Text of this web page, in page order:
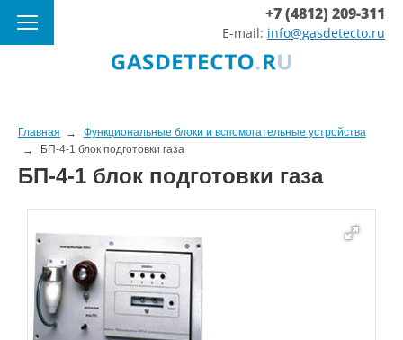
+7 (4812) 209-311
E-mail: info@gasdetecto.ru
Главная
Функциональные блоки и вспомогательные устройства
БП-4-1 блок подготовки газа
БП-4-1 блок подготовки газа